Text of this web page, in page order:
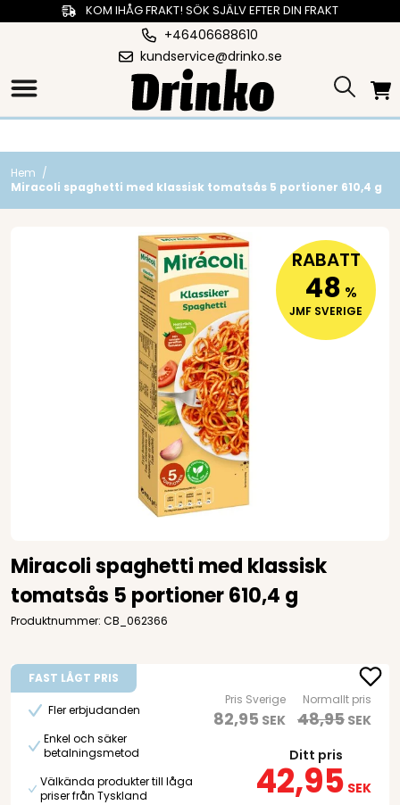
KOM IHÅG FRAKT! SÖK SJÄLV EFTER DIN FRAKT
+46406688610
kundservice@drinko.se
Hem /
Miracoli spaghetti med klassisk tomatsås 5 portioner 610,4 g
RABATT
48 %
JMF SVERIGE
Miracoli spaghetti med klassisk
tomatsås 5 portioner 610,4 g
Produktnummer: CB_062366
FAST LÅGT PRIS
Fler erbjudanden
Enkel och säker
betalningsmetod
Välkända produkter till låga
priser från Tyskland
Pris Sverige
82,95 SEK
Normallt pris
48,95 SEK
Ditt pris
42,95 SEK